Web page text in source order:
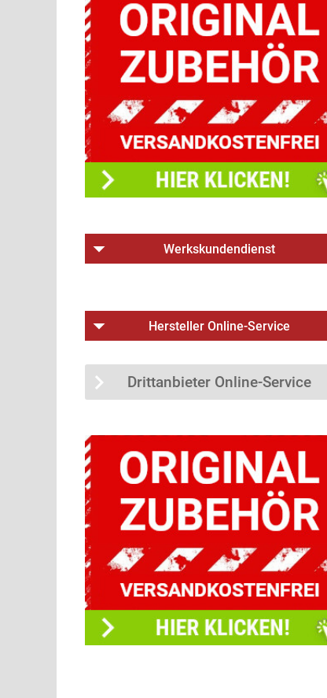
Werkskundendienst
Hersteller Online-Service
Drittanbieter Online-Service